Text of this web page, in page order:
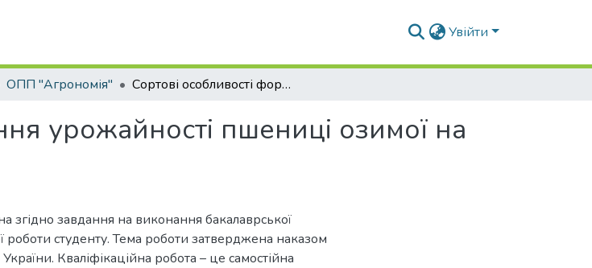
Увійти
ОПП "Агрономія" Сортові особливості формування урожайності пшениці озимої на чорноземі типовому
урожайності пшениці озимої на
згідно завдання на виконання бакалаврської
роботи студенту. Тема роботи затверджена наказом
Кваліфікаційна робота – це самостійна